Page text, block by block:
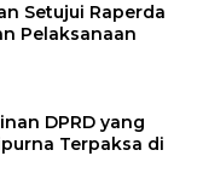
Setujui Raperda
Pelaksanaan
DPRD yang
Terpaksa di